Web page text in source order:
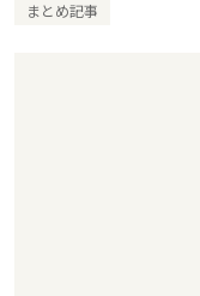
まとめ記事